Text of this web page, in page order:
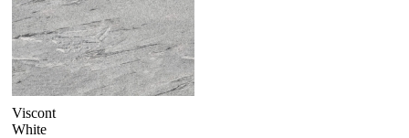
Viscont
White